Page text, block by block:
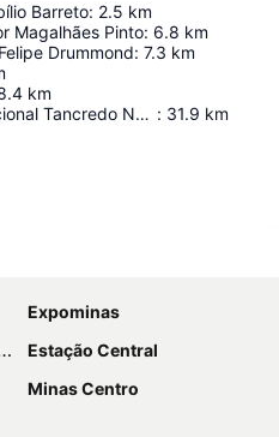
Barreto: 2.5 km
Magalhães Pinto: 6.8 km
Drummond: 7.3 km
km
Aeroporto Internacional Tancredo Neves : 31.9 km
Expominas
Estação Central
Minas Centro